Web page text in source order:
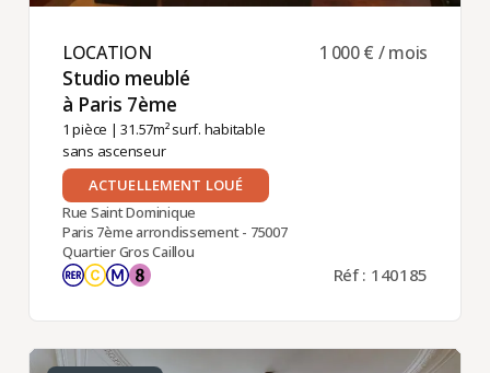
LOCATION ​
Studio meublé
à Paris 7ème ​
1 pièce | 31.57m² surf. habitable
sans ascenseur
1 000 € / mois
ACTUELLEMENT LOUÉ
Rue Saint Dominique
Paris 7ème arrondissement - 75007
Quartier Gros Caillou
Réf : 140185